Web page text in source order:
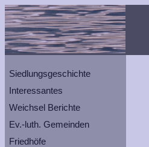
Siedlungsgeschichte
Interessantes
Weichsel Berichte
Ev.-luth. Gemeinden
Friedhöfe